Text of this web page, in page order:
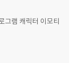
그램 캐릭터 이모티